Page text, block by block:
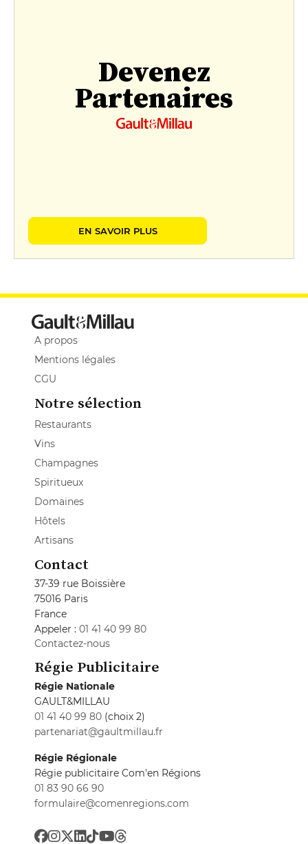
Devenez
Partenaires
EN SAVOIR PLUS
A propos
Mentions légales
CGU
Notre sélection
Restaurants
Vins
Champagnes
Spiritueux
Domaines
Hôtels
Artisans
Contact
37-39 rue Boissière
75016 Paris
France
Appeler : 01 41 40 99 80
Contactez-nous
Régie Publicitaire
Régie Nationale
GAULT&MILLAU
01 41 40 99 80 (choix 2)
partenariat@gaultmillau.fr
Régie Régionale
Régie publicitaire Com'en Régions
01 83 90 66 90
formulaire@comenregions.com